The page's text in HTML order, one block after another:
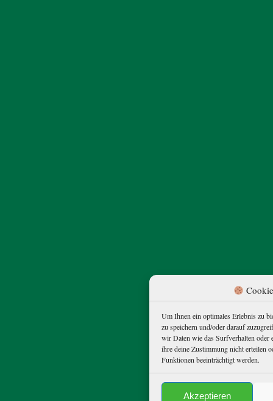
Um Ihnen ein optimales Erlebnis zu
zu speichern und/oder darauf
wir Daten wie das Surfverhalten oder
ihre deine Zustimmung nicht erteilen
Funktionen beeinträchtigt werden.
Akzeptieren